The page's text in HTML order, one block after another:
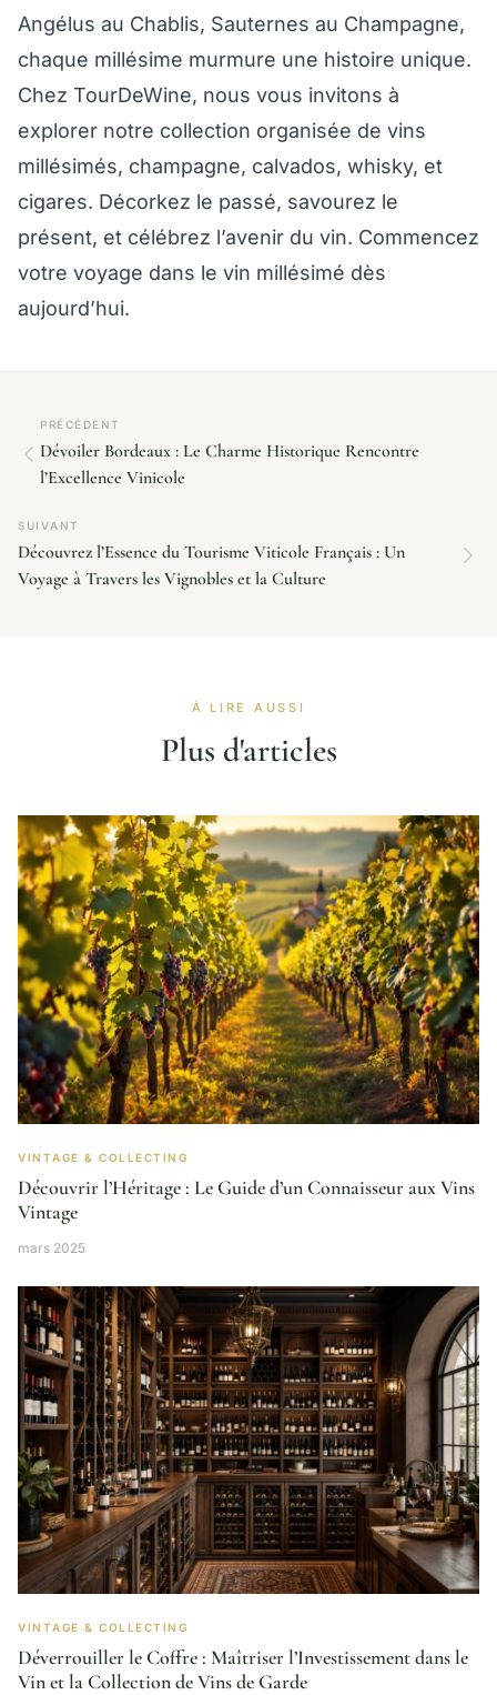
Angélus au Chablis, Sauternes au Champagne,
chaque millésime murmure une histoire unique.
Chez TourDeWine, nous vous invitons à
explorer notre collection organisée de vins
millésimés, champagne, calvados, whisky, et
cigares. Décorkez le passé, savourez le
présent, et célébrez l’avenir du vin. Commencez
votre voyage dans le vin millésimé dès
aujourd’hui.
PRÉCÉDENT
Dévoiler Bordeaux : Le Charme Historique Rencontre
l’Excellence Vinicole
SUIVANT
Découvrez l’Essence du Tourisme Viticole Français : Un
Voyage à Travers les Vignobles et la Culture
À LIRE AUSSI
Plus d'articles
VINTAGE & COLLECTING
Découvrir l’Héritage : Le Guide d’un Connaisseur aux Vins
Vintage
mars 2025
VINTAGE & COLLECTING
Déverrouiller le Coffre : Maîtriser l’Investissement dans le
Vin et la Collection de Vins de Garde